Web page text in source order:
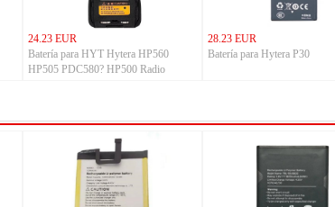
24.23 EUR
Batería para HYT Hytera HP560
HP505 PDC580? HP500 Radio
28.23 EUR
Batería para Hytera P30